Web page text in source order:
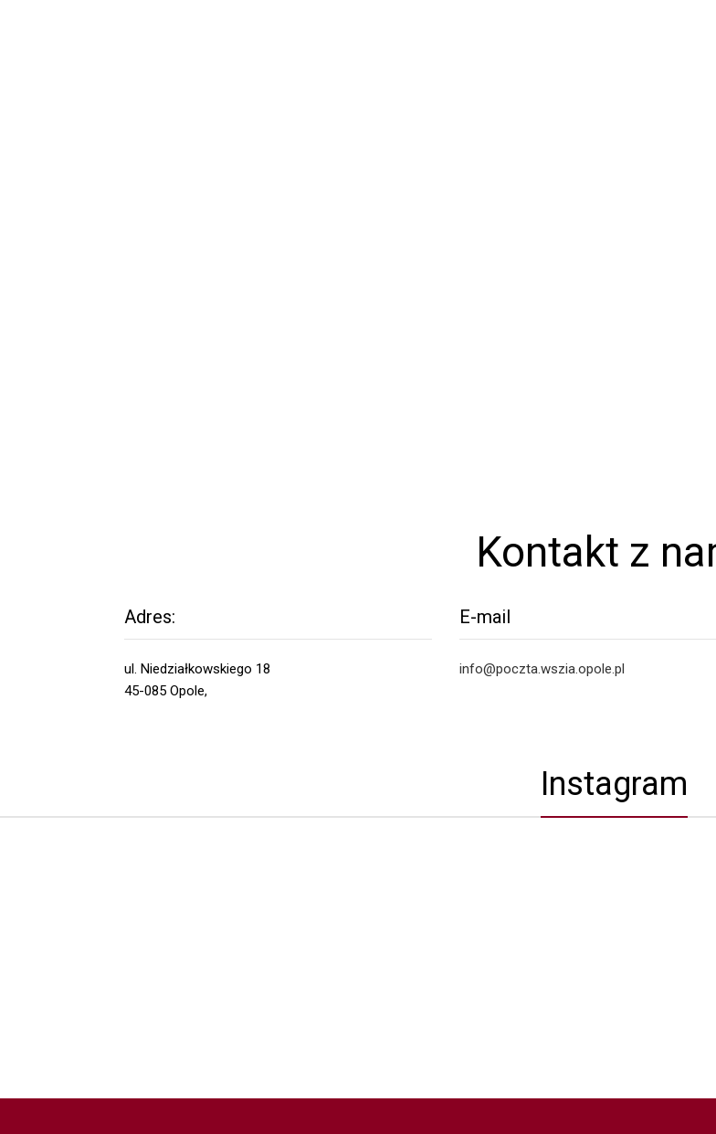
Kontakt z
Adres:
ul. Niedziałkowskiego 18
45-085 Opole,
E-mail
info@poczta.wszia.opole.pl
Instagram